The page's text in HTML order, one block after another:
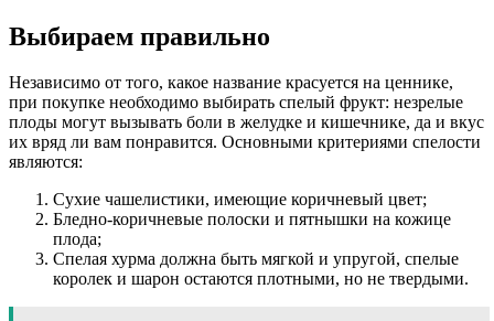
Выбираем правильно
Независимо от того, какое название красуется на ценнике,
при покупке необходимо выбирать спелый фрукт: незрелые
плоды могут вызывать боли в желудке и кишечнике, да и вкус
их вряд ли вам понравится. Основными критериями спелости
являются:
Сухие чашелистики, имеющие коричневый цвет;
Бледно-коричневые полоски и пятнышки на кожице
плода;
Спелая хурма должна быть мягкой и упругой, спелые
королек и шарон остаются плотными, но не твердыми.